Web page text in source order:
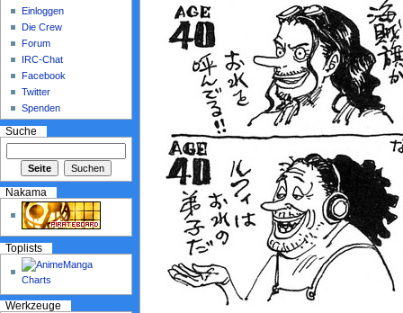
Einloggen
Die Crew
Forum
IRC-Chat
Facebook
Twitter
Spenden
Suche
Nakama
Toplists
Werkzeuge